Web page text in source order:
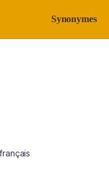
Synonymes